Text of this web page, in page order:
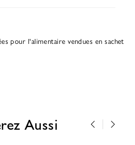
pour l'alimentaire vendues en sachet
Aussi